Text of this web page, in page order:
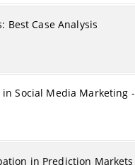
Best Case Analysis
Social Media Marketing
in Prediction